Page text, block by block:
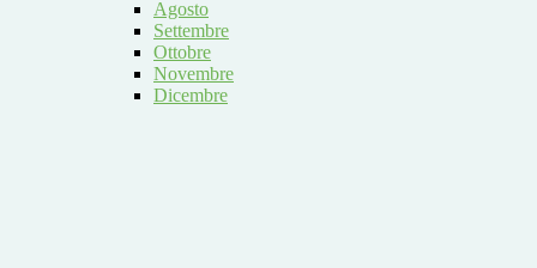
Agosto
Settembre
Ottobre
Novembre
Dicembre